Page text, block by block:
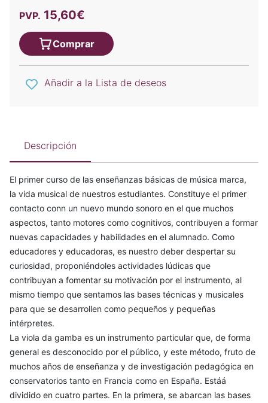
PVP. 15,60€
Comprar
Añadir a la Lista de deseos
Descripción
El primer curso de las enseñanzas básicas de música marca,
la vida musical de nuestros estudiantes. Constituye el primer
contacto conn un nuevo mundo sonoro en el que muchos
aspectos, tanto motores como cognitivos, contribuyen a formar
nuevas capacidades y habilidades en el alumnado. Como
educadores y educadoras, es nuestro deber despertar su
curiosidad, proponiéndoles actividades lúdicas que
contribuyan a fomentar su motivación por el instrumento, al
mismo tiempo que sentamos las bases técnicas y musicales
para que se desarrollen como pequeños y pequeñas
intérpretes.
La viola da gamba es un instrumento particular que, de forma
general es desconocido por el público, y este método, fruto de
muchos años de enseñanza y de investigación pedagógica en
conservatorios tanto en Francia como en España. Estáá
dividido en cuatro partes. En la primera, se abarcan las bases